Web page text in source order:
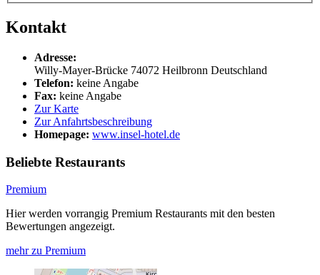
Kontakt
Adresse:
Willy-Mayer-Brücke 74072 Heilbronn Deutschland
Telefon: keine Angabe
Fax: keine Angabe
Zur Karte
Zur Anfahrtsbeschreibung
Homepage: www.insel-hotel.de
Beliebte Restaurants
Premium
Hier werden vorrangig Premium Restaurants mit den besten
Bewertungen angezeigt.
mehr zu Premium